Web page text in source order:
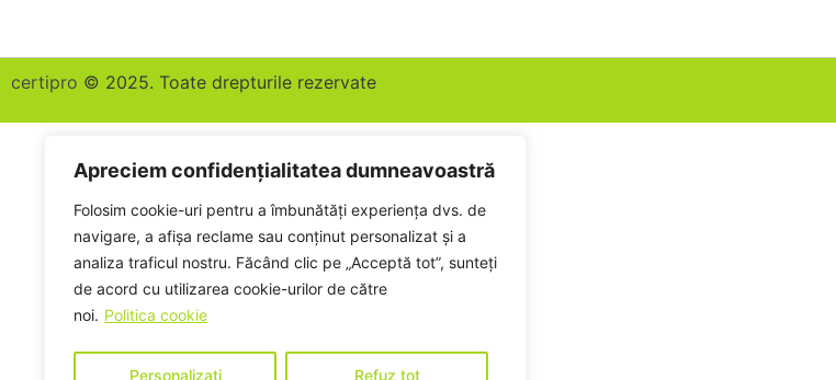
Apreciem confidențialitatea dumneavoastră
Folosim cookie-uri pentru a îmbunătăți experiența dvs. de
navigare, a afișa reclame sau conținut personalizat și a
analiza traficul nostru. Făcând clic pe „Acceptă tot”, sunteți
de acord cu utilizarea cookie-urilor de către
noi. Politica cookie
Personalizați Refuz tot
certipro © 2025. Toate drepturile rezervate